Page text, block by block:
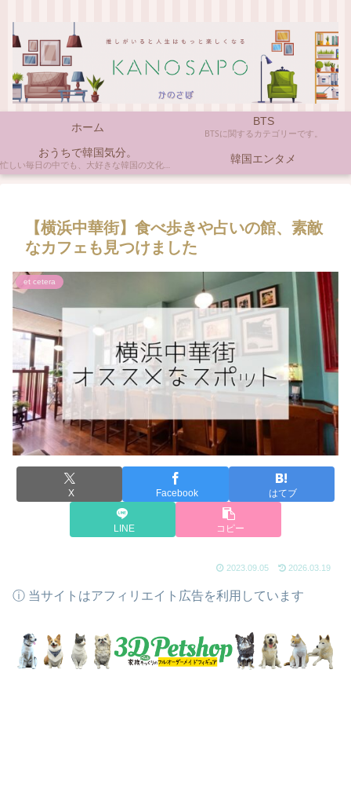
ホーム BTS
BTSに関するカテゴリーです。
おうちで韓国気分。
忙しい毎日の中でも、大好きな韓国の文化やアイテムに触れると心がほっとしますよね。ここでは、自宅で手軽に楽しめる韓国の美味しいもの、お気に入りのコスメ、そして推し活の楽しみ方など、「おうちにいながら韓国気分」に触れられるヒントを私らしくお届けします。 韓国エンタメ
【横浜中華街】食べ歩きや占いの館、素敵
なカフェも見つけました
et cetera
X Facebook はてブ
LINE コピー
2023.09.05 2026.03.19
ⓘ 当サイトはアフィリエイト広告を利用しています